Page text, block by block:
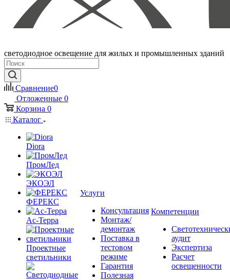
светодиодное освещение для жилых и промышленных зданий
Сравнение0
Отложенные 0
Корзина 0
Каталог
Diora
ПромЛед
ЭКОЭЛ
ФЕРЕКС
Ас-Терра
Проектные
светильники
Услуги
Консультация
Монтаж/
демонтаж
Поставка в
тестовом
режиме
Гарантия
Полезная
Компетенции
аудит
Экспертиза
Расчет
освещенности